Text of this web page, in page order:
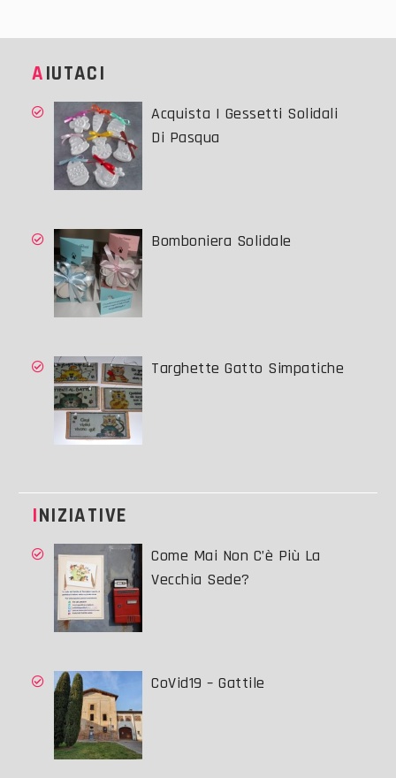
AIUTACI
Acquista I Gessetti Solidali
Di Pasqua
Bomboniera Solidale
Targhette Gatto Simpatiche
INIZIATIVE
Come Mai Non C’è Più La
Vecchia Sede?
CoVid19 – Gattile